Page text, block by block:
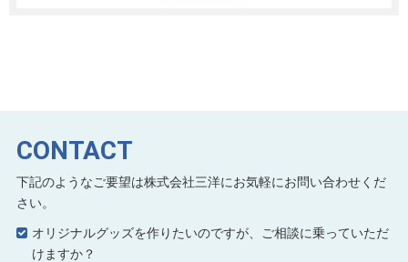
CONTACT
下記のようなご要望は株式会社三洋にお気軽にお問い合わせくだ
さい。
オリジナルグッズを作りたいのですが、ご相談に乗っていただ
けますか？